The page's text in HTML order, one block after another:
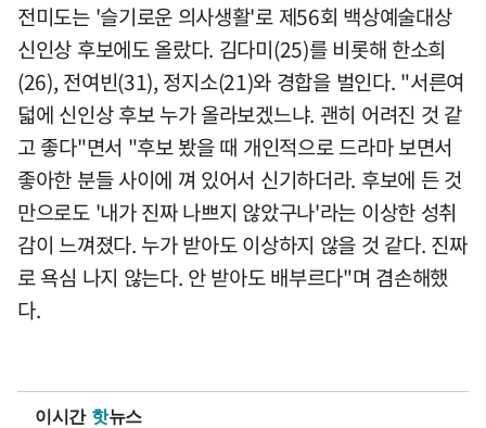
전미도는 '슬기로운 의사생활'로 제56회 백상예술대상
신인상 후보에도 올랐다. 김다미(25)를 비롯해 한소희
(26), 전여빈(31), 정지소(21)와 경합을 벌인다. "서른여
덟에 신인상 후보 누가 올라보겠느냐. 괜히 어려진 것 같
고 좋다"면서 "후보 봤을 때 개인적으로 드라마 보면서
좋아한 분들 사이에 껴 있어서 신기하더라. 후보에 든 것
만으로도 '내가 진짜 나쁘지 않았구나'라는 이상한 성취
감이 느껴졌다. 누가 받아도 이상하지 않을 것 같다. 진짜
로 욕심 나지 않는다. 안 받아도 배부르다"며 겸손해했
다.
이시간 핫뉴스